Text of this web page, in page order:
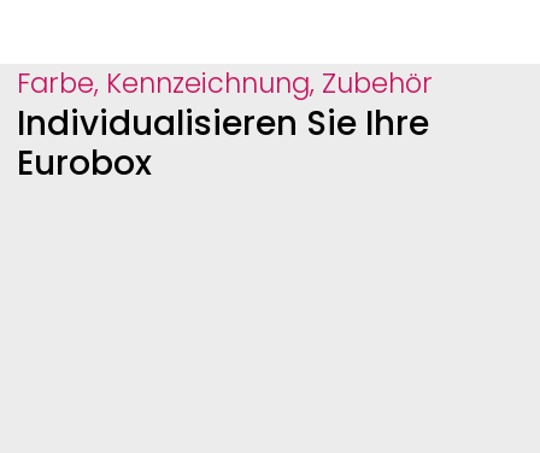
Farbe, Kennzeichnung, Zubehör
Individualisieren Sie Ihre
Eurobox